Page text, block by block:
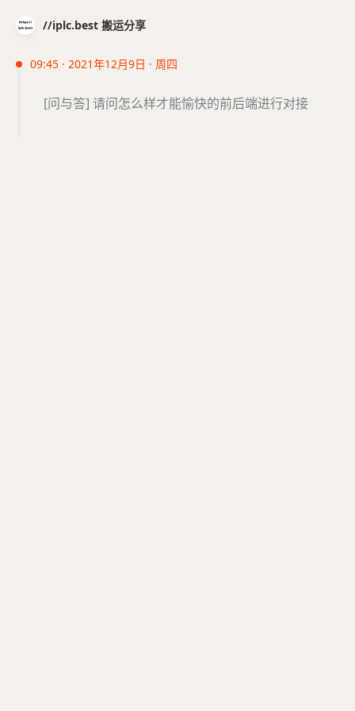
//iplc.best 搬运分享
09:45 · 2021年12月9日 · 周四
[问与答] 请问怎么样才能愉快的前后端进行对接